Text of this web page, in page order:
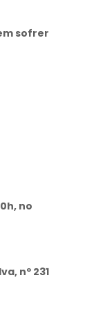
sofrer
no
nº 231